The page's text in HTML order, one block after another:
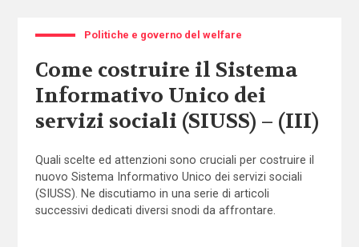
Politiche e governo del welfare
Come costruire il Sistema
Informativo Unico dei
servizi sociali (SIUSS) – (III)
Quali scelte ed attenzioni sono cruciali per costruire il
nuovo Sistema Informativo Unico dei servizi sociali
(SIUSS). Ne discutiamo in una serie di articoli
successivi dedicati diversi snodi da affrontare.